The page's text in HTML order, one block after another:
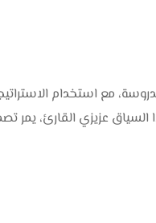
مع استخدام